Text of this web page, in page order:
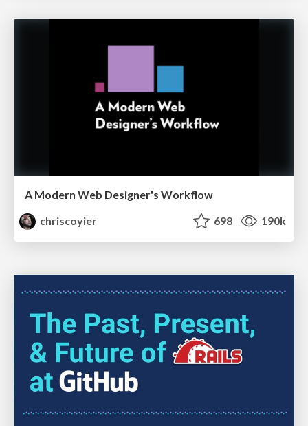
A Modern Web Designer's Workflow
chriscoyier
698 190k